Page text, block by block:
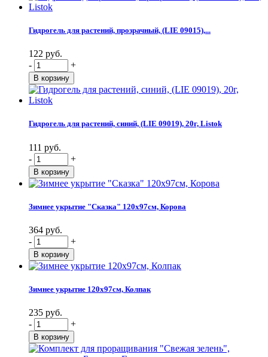
Гидрогель для растений, прозрачный, (LIE 09015),...
122 руб.
-
+
Гидрогель для растений, синий, (LIE 09019), 20г, Listok
111 руб.
-
+
Зимнее укрытие "Сказка" 120х97см, Корова
364 руб.
-
+
Зимнее укрытие 120х97см, Колпак
235 руб.
-
+